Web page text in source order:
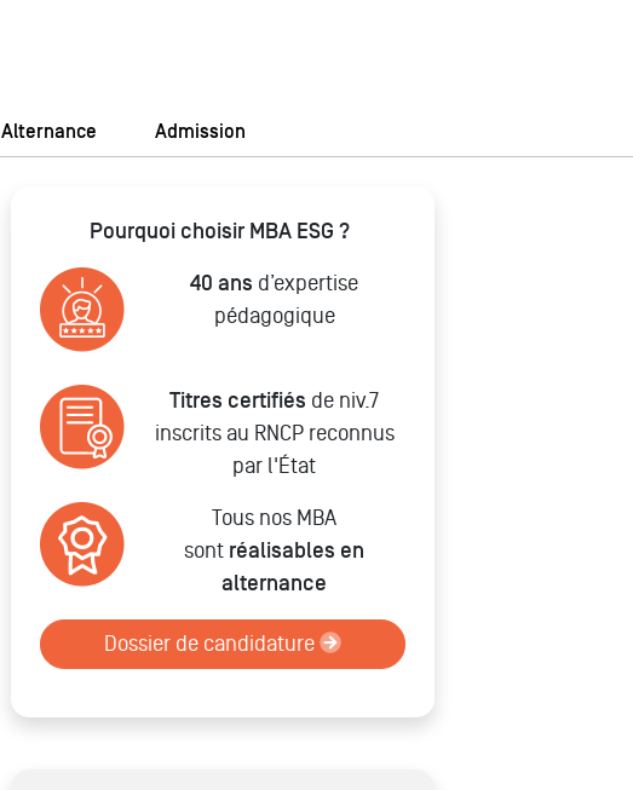
Alternance Admission
Pourquoi choisir MBA ESG ?
40 ans d’expertise
pédagogique
Titres certifiés de niv.7
inscrits au RNCP reconnus
par l'État
Tous nos MBA
sont réalisables en
alternance
Dossier de candidature